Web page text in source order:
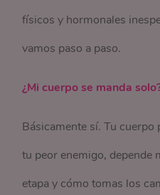
físicos y hormonales
vamos paso a paso.
¿Mi cuerpo se manda
Básicamente sí. Tu
tu peor enemigo, depende
etapa y cómo tomas los